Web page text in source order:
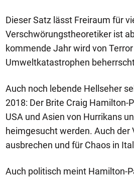
Dieser Satz lässt Freiraum für
Verschwörungstheoretiker ist
kommende Jahr wird von Terror
Umweltkatastrophen
Auch noch lebende Hellseher
2018: Der Brite Craig Hamilton-
USA und Asien von Hurrikans
heimgesucht werden. Auch der
ausbrechen und für Chaos in
Auch politisch meint Hamilton-